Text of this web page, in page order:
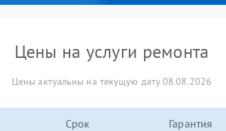
Цены на услуги ремонта
Цены актуальны на текущую дату 08.08.2026
Срок Гарантия